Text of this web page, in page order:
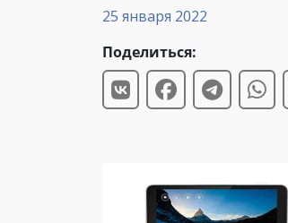
Статьи
25 января 2022
Поделиться: